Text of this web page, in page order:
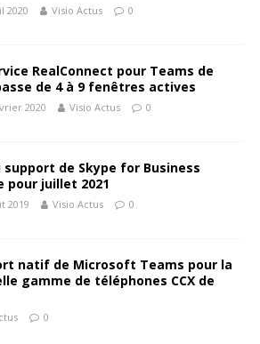
2020 Visio Actus 0
RealConnect pour Teams de
de 4 à 9 fenêtres actives
2020 Visio Actus 0
support de Skype for Business
pour juillet 2021
2019 Visio Actus 0
natif de Microsoft Teams pour la
gamme de téléphones CCX de
0